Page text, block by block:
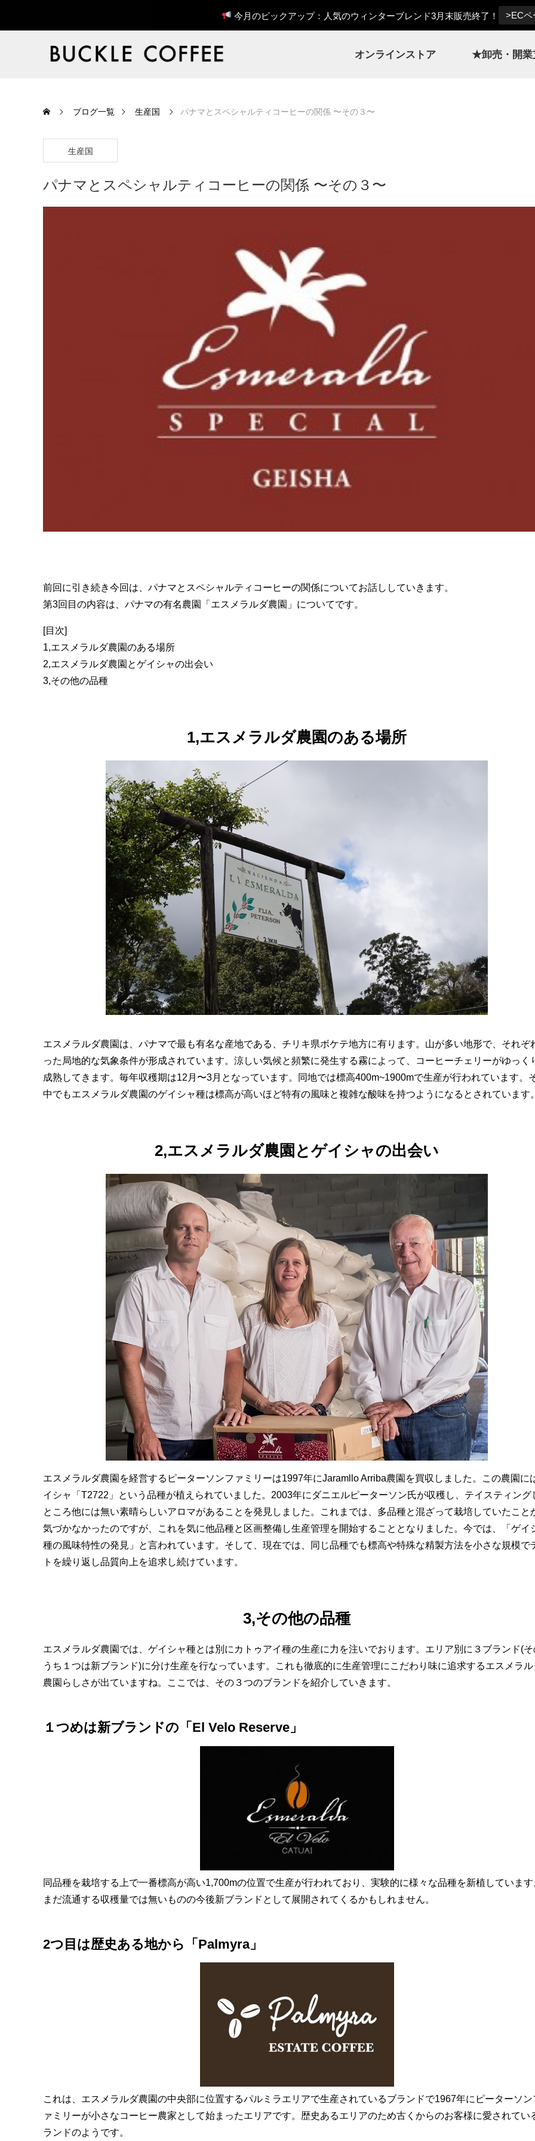
オンラインストア ★卸売・開業
ブログ一覧 生産国 パナマとスペシャルティコーヒーの関係 〜その３〜
生産国
パナマとスペシャルティコーヒーの関係 〜その３〜
前回に引き続き今回は、パナマとスペシャルティコーヒーの関係についてお話ししていきます。
第3回目の内容は、パナマの有名農園「エスメラルダ農園」についてです。
[目次]
1,エスメラルダ農園のある場所
2,エスメラルダ農園とゲイシャの出会い
3,その他の品種
1,エスメラルダ農園のある場所
エスメラルダ農園は、パナマで最も有名な産地である、チリキ県ボケテ地方に有ります。山が多い地形で、それぞ
った局地的な気象条件が形成されています。涼しい気候と頻繁に発生する霧によって、コーヒーチェリーがゆっく
成熟してきます。毎年収穫期は12月〜3月となっています。同地では標高400m~1900mで生産が行われています。
中でもエスメラルダ農園のゲイシャ種は標高が高いほど特有の風味と複雑な酸味を持つようになるとされています
2,エスメラルダ農園とゲイシャの出会い
エスメラルダ農園を経営するピーターソンファミリーは1997年にJaramllo Arriba農園を買収しました。この農園に
イシャ「T2722」という品種が植えられていました。2003年にダニエルピーターソン氏が収穫し、テイスティング
ところ他には無い素晴らしいアロマがあることを発見しました。これまでは、多品種と混ざって栽培していたこと
気づかなかったのですが、これを気に他品種と区画整備し生産管理を開始することとなりました。今では、「ゲイ
種の風味特性の発見」と言われています。そして、現在では、同じ品種でも標高や特殊な精製方法を小さな規模で
トを繰り返し品質向上を追求し続けています。
3,その他の品種
エスメラルダ農園では、ゲイシャ種とは別にカトゥアイ種の生産に力を注いでおります。エリア別に３ブランド(そ
うち１つは新ブランド)に分け生産を行なっています。これも徹底的に生産管理にこだわり味に追求するエスメラル
農園らしさが出ていますね。ここでは、その３つのブランドを紹介していきます。
１つめは新ブランドの「El Velo Reserve」
同品種を栽培する上で一番標高が高い1,700mの位置で生産が行われており、実験的に様々な品種を新植しています
まだ流通する収穫量では無いものの今後新ブランドとして展開されてくるかもしれません。
2つ目は歴史ある地から「Palmyra」
これは、エスメラルダ農園の中央部に位置するパルミラエリアで生産されているブランドで1967年にピーターソン
ァミリーが小さなコーヒー農家として始まったエリアです。歴史あるエリアのため古くからのお客様に愛されてい
ランドのようです。
今月のピックアップ：人気のウィンターブレンド3月末販売終了！ >ECペ